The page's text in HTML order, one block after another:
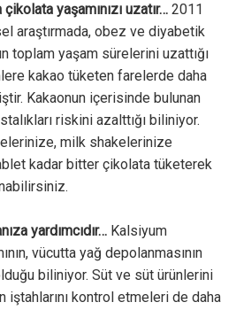
yaşamınızı uzatır…2011
araştırmada, obez ve diyabetik
toplam yaşam sürelerini uzattığı
kakao tüketen farelerde daha
Kakaonun içerisinde bulunan
riskini azalttığı biliniyor.
milk shakelerinize
kadar bitter çikolata tüketerek
yardımcıdır…Kalsiyum
vücutta yağ depolanmasının
biliniyor. Süt ve süt ürünlerini
kontrol etmeleri de daha